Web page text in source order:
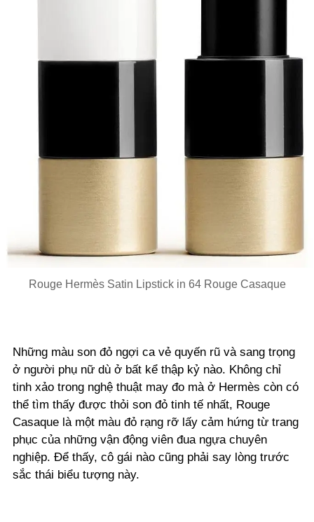
Rouge Hermès Satin Lipstick in 64 Rouge Casaque
Những màu son đỏ ngợi ca vẻ quyến rũ và sang trọng
ở người phụ nữ dù ở bất kể thập kỷ nào. Không chỉ
tinh xảo trong nghệ thuật may đo mà ở Hermès còn có
thể tìm thấy được thỏi son đỏ tinh tế nhất, Rouge
Casaque là một màu đỏ rạng rỡ lấy cảm hứng từ trang
phục của những vận động viên đua ngựa chuyên
nghiệp. Để thấy, cô gái nào cũng phải say lòng trước
sắc thái biểu tượng này.